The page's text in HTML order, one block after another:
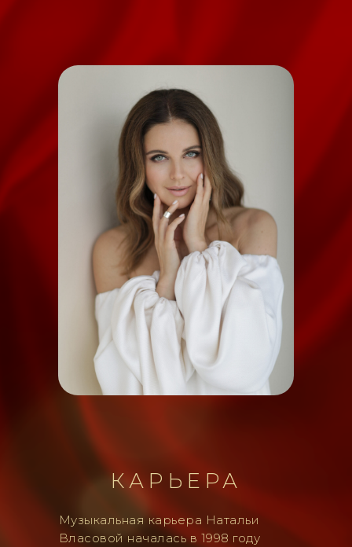
КАРЬЕРА
Музыкальная карьера Натальи
Власовой началась в 1998 году